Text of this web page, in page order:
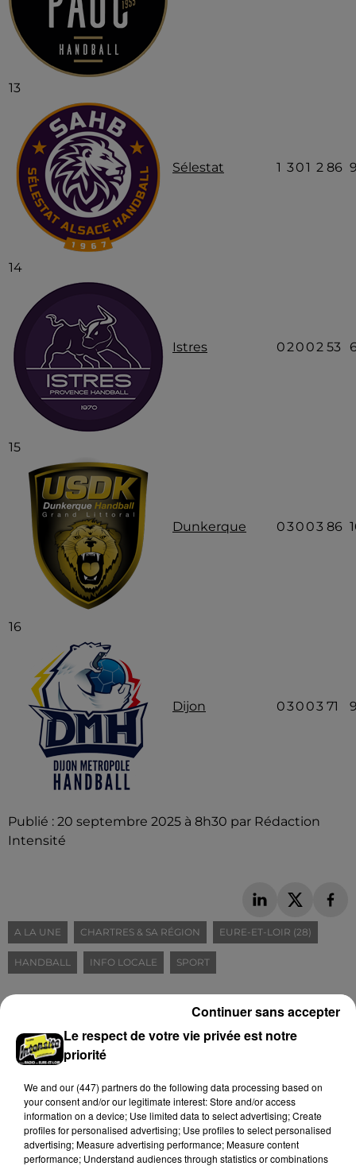
13
Sélestat 1 3 01 2 86
14
Istres 02 0 02 53
15
Dunkerque 03 0 03 86
16
Dijon 03 0 03 71
Publié : 20 septembre 2025 à 8h30 par Rédaction
Intensité
A LA UNE CHARTRES & SA RÉGION EURE-ET-LOIR (28)
HANDBALL INFO LOCALE SPORT
Le respect de votre vie privée est notre
priorité
We and our (447) partnersdo the following data processing based on
your consent and/or our legitimate interest: Store and/or access
information on a device; Use limited data to select advertising; Create
profiles for personalised advertising; Use profiles to select personalised
advertising; Measure advertising performance; Measure content
performance; Understand audiences through statistics or combinations
Continuer sans accepter